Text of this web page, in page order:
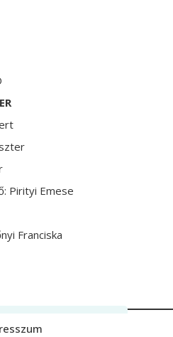
a felhasználói
Pirityi Emese
Franciska